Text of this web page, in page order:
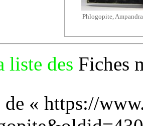
Phlogopite,
liste des Fiches
de « https://